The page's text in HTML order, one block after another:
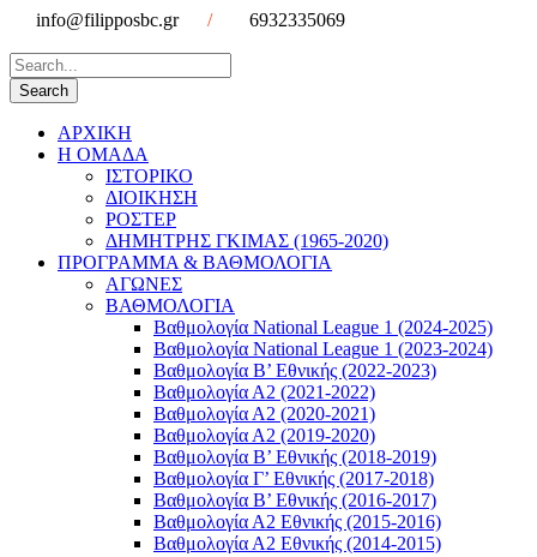
info@filipposbc.gr / 6932335069
ΑΡΧΙΚΗ
Η ΟΜΑΔΑ
ΙΣΤΟΡΙΚΟ
ΔΙΟΙΚΗΣΗ
ΡΟΣΤΕΡ
ΔΗΜΗΤΡΗΣ ΓΚΙΜΑΣ (1965-2020)
ΠΡΟΓΡΑΜΜΑ & ΒΑΘΜΟΛΟΓΙΑ
ΑΓΩΝΕΣ
ΒΑΘΜΟΛΟΓΙΑ
Βαθμολογία National League 1 (2024-2025)
Βαθμολογία National League 1 (2023-2024)
Βαθμολογία Β’ Εθνικής (2022-2023)
Βαθμολογία Α2 (2021-2022)
Βαθμολογία Α2 (2020-2021)
Βαθμολογία Α2 (2019-2020)
Βαθμολογία B’ Εθνικής (2018-2019)
Βαθμολογία Γ’ Εθνικής (2017-2018)
Βαθμολογία Β’ Εθνικής (2016-2017)
Βαθμολογία Α2 Εθνικής (2015-2016)
Βαθμολογία Α2 Εθνικής (2014-2015)